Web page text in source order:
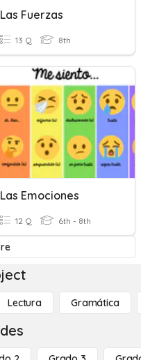
Las Fuerzas
13 Q 8th
Las Emociones
12 Q 6th - 8th
Lectura Gramática